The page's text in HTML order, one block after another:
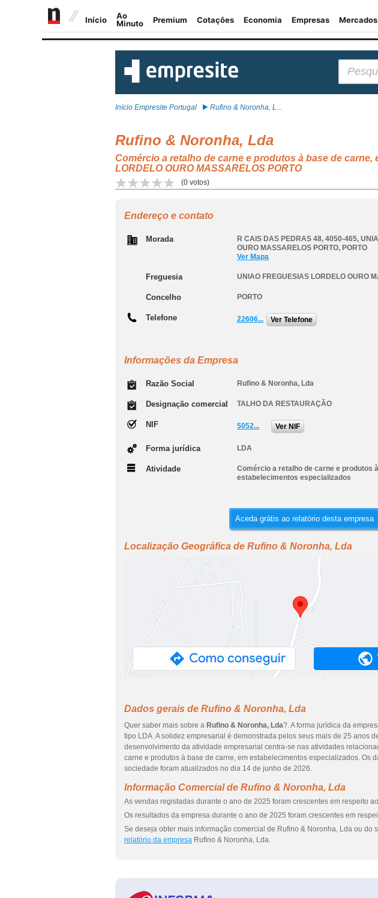
Início Empresite Portugal Rufino & Noronha, L...
Rufino & Noronha, Lda
Comércio a retalho de carne e produtos à base de
LORDELO OURO MASSARELOS PORTO
(0 votos)
Endereço e contato
Morada R CAIS DAS PEDRAS 48, 4050-465,
OURO MASSARELOS PORTO, PORTO
Ver Mapa
Freguesia UNIAO FREGUESIAS LORDELO OURO
Concelho PORTO
Telefone 22606... Ver Telefone
Informações da Empresa
Razão Social Rufino & Noronha, Lda
Designação comercial TALHO DA RESTAURAÇÃO
NIF 5052... Ver NIF
Forma jurídica LDA
Atividade
Comércio a retalho de carne e produtos
estabelecimentos especializados
Aceda grátis ao relatório desta empresa
Localização Geográfica de Rufino & Noronha, Lda
Dados gerais de Rufino & Noronha, Lda
Quer saber mais sobre a Rufino & Noronha, Lda?. A forma jurídica da
tipo LDA. A solidez empresarial é demonstrada pelos seus mais de 25 anos
desenvolvimento da atividade empresarial centra-se nas atividades
carne e produtos à base de carne, em estabelecimentos especializados. Os
sociedade foram atualizados no dia 14 de junho de 2026.
Informação Comercial de Rufino & Noronha, Lda
As vendas registadas durante o ano de 2025 foram crescentes em respeito
Os resultados da empresa durante o ano de 2025 foram crescentes em
Se deseja obter mais informação comercial de Rufino & Noronha, Lda ou do
relatório da empresa Rufino & Noronha, Lda.